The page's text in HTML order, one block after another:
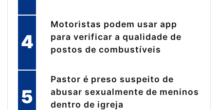
4
Motoristas podem usar app
para verificar a qualidade de
postos de combustíveis
5
Pastor é preso suspeito de
abusar sexualmente de meninos
dentro de igreja